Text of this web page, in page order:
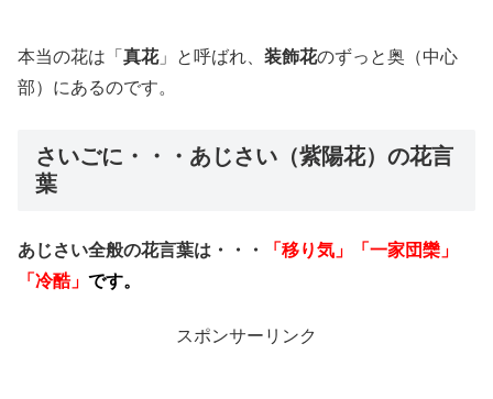
本当の花は「 真花」と呼ばれ、 装飾花のずっと奥（中心
部）にあるのです。
さいごに・・・あじさい（紫陽花）の花言
葉
あじさい全般の花言葉は・・・
「移り気」「一家団欒」
「冷酷」 です。
スポンサーリンク